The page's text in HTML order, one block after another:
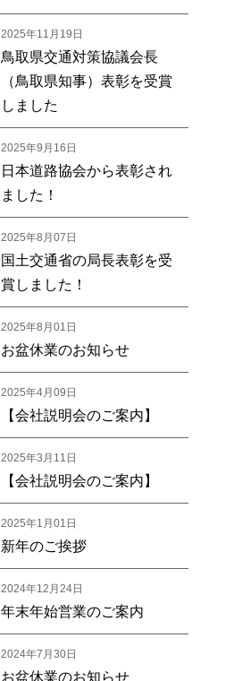
2025年11月19日
鳥取県交通対策協議会長
（鳥取県知事）表彰を受賞
しました
2025年9月16日
日本道路協会から表彰され
ました！
2025年8月07日
国土交通省の局長表彰を受
賞しました！
2025年8月01日
お盆休業のお知らせ
2025年4月09日
【会社説明会のご案内】
2025年3月11日
【会社説明会のご案内】
2025年1月01日
新年のご挨拶
2024年12月24日
年末年始営業のご案内
2024年7月30日
お盆休業のお知らせ